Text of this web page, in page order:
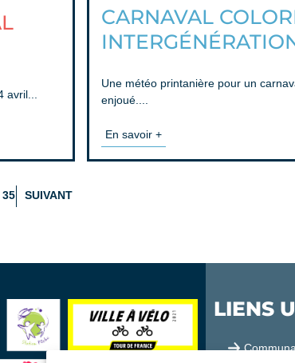
CARNAVAL
Une météo printanière pour un
enjoué....
En savoir +
35 SUIVANT
LIENS